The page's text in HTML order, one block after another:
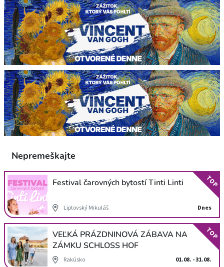
Nepremeškajte
Festival čarovných bytostí Tinti Linti
Liptovský Mikuláš Dnes
TOP
VEĽKÁ PRÁZDNINOVÁ ZÁBAVA NA
ZÁMKU SCHLOSS HOF
Rakúsko 01.08. - 31.08.
TOP